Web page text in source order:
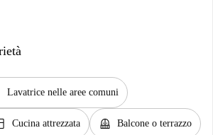
Lavatrice nelle aree comuni
Cucina attrezzata balcony Balcone o terrazzo